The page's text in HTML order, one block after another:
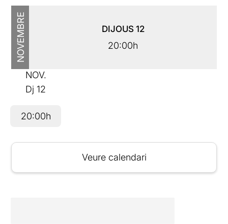
NOVEMBRE DIJOUS 12
20:00h
NOV.
Dj12
20:00h
Veure calendari